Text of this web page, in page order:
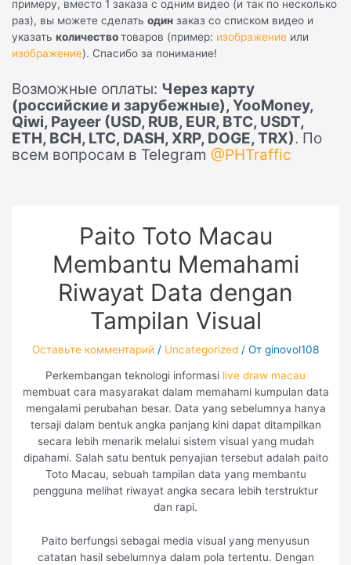
примеру, вместо 1 заказа с одним видео (и так по несколько
раз), вы можете сделать одинзаказ со списком видео и
указать количествотоваров (пример: изображениеили
изображение). Спасибо за понимание!
Возможные оплаты: Через карту
(российские и зарубежные), YooMoney,
Qiwi, Payeer (USD, RUB, EUR, BTC, USDT,
ETH, BCH, LTC, DASH, XRP, DOGE, TRX). По
всем вопросам в Telegram @PHTraffic
Paito Toto Macau
Membantu Memahami
Riwayat Data dengan
Tampilan Visual
Оставьте комментарий / Uncategorized / От ginovol108
Perkembangan teknologi informasi live draw macau
membuat cara masyarakat dalam memahami kumpulan data
mengalami perubahan besar. Data yang sebelumnya hanya
tersaji dalam bentuk angka panjang kini dapat ditampilkan
secara lebih menarik melalui sistem visual yang mudah
dipahami. Salah satu bentuk penyajian tersebut adalah paito
Toto Macau, sebuah tampilan data yang membantu
pengguna melihat riwayat angka secara lebih terstruktur
dan rapi.
Paito berfungsi sebagai media visual yang menyusun
catatan hasil sebelumnya dalam pola tertentu. Dengan